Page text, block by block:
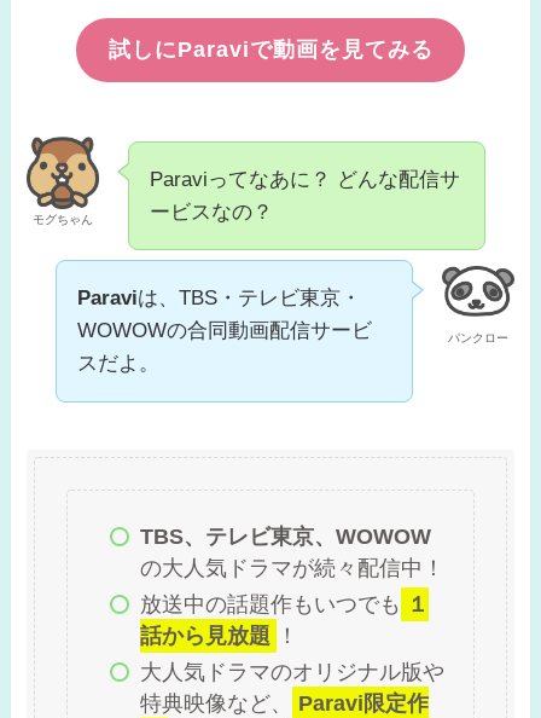
試しにParaviで動画を見てみる
モグちゃん
Paraviってなあに？ どんな配信サ
ービスなの？
パンクロー
Paraviは、TBS・テレビ東京・
WOWOWの合同動画配信サービ
スだよ。
TBS、テレビ東京、WOWOW
の大人気ドラマが続々配信中！
放送中の話題作もいつでも １
話から見放題
！
大人気ドラマのオリジナル版や
特典映像など、
Paravi限定作